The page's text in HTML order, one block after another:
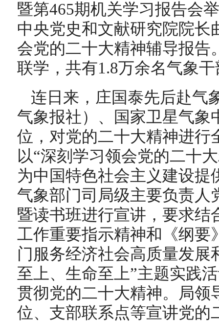
暨第465期机关学习报告会
中央党史和文献研究院院长
会党的二十大精神辅导报告
联学，共有1.8万余名气象
连日来，庄国泰先后赴气
气象报社）、国家卫星气象
位，对党的二十大精神进行
以“深刻学习领会党的二十
为中国特色社会主义建设提
气象部门司局级主要负责人
暨读书班进行宣讲，要求结
工作重要指示精神和《纲要
门服务经济社会高质量发展
至上、生命至上”主题实践
贯彻党的二十大精神。局领
位、支部联系点等宣讲党的